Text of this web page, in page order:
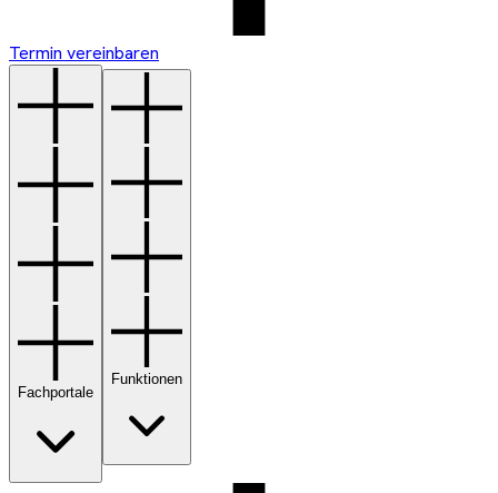
Termin vereinbaren
Fachportale
Funktionen